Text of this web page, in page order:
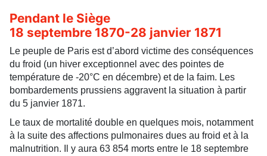
Pendant le Siège
18 septembre 1870-28 janvier 1871
Le peuple de Paris est d’abord victime des conséquences
du froid (un hiver exceptionnel avec des pointes de
température de -20°C en décembre) et de la faim. Les
bombardements prussiens aggravent la situation à partir
du 5 janvier 1871.
Le taux de mortalité double en quelques mois, notamment
à la suite des affections pulmonaires dues au froid et à la
malnutrition. Il y aura 63 854 morts entre le 18 septembre